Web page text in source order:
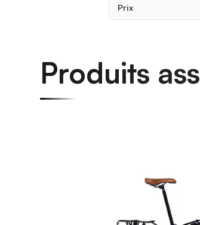
Prix
Produits